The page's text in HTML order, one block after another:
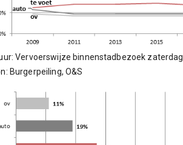
Vervoerswijze binnenstadbezoek zaterdag
Burgerpeiling, O&S